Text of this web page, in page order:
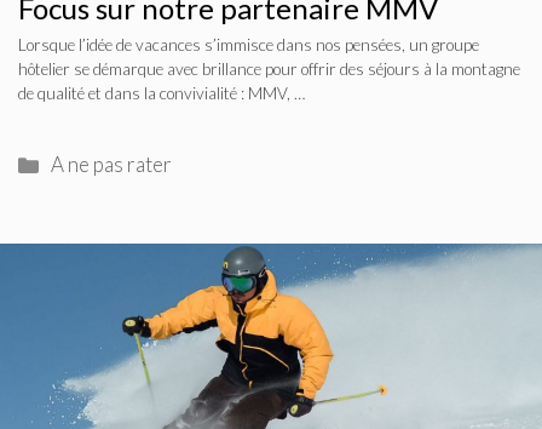
Focus sur notre partenaire MMV
Lorsque l’idée de vacances s’immisce dans nos pensées, un groupe
hôtelier se démarque avec brillance pour offrir des séjours à la montagne
de qualité et dans la convivialité : MMV, …
Catégories
A ne pas rater